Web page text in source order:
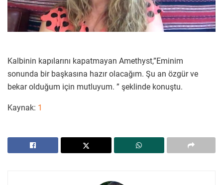
Kalbinin kapılarını kapatmayan Amethyst,”Eminim
sonunda bir başkasına hazır olacağım. Şu an özgür ve
bekar olduğum için mutluyum. ” şeklinde konuştu.
Kaynak: 1